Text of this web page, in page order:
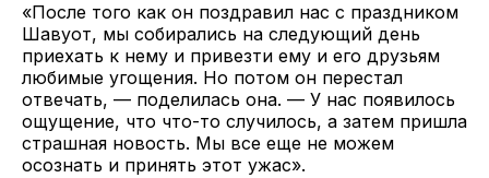
«После того как он поздравил нас с праздником
Шавуот, мы собирались на следующий день
приехать к нему и привезти ему и его друзьям
любимые угощения. Но потом он перестал
отвечать, — поделилась она. — У нас появилось
ощущение, что что-то случилось, а затем пришла
страшная новость. Мы все еще не можем
осознать и принять этот ужас».